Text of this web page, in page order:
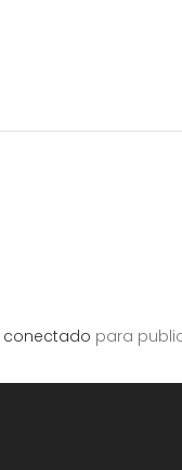
conectado para